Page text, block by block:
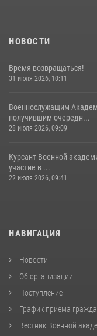
НОВОСТИ
Время возвращаться!
31 июля 2026, 10:11
Военнослужащим
получившим очередн...
28 июля 2026, 09:09
Курсант Военной
участие в ...
22 июля 2026, 09:41
НАВИГАЦИЯ
Новости
Об организации
Поступление
График приема
Вестник Военной